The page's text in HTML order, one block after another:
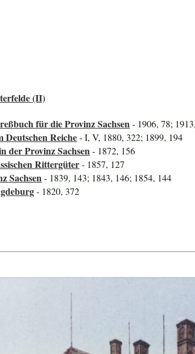
(II)
für die Provinz Sachsen- 1906, 78;
Deutschen Reiche- I, V, 1880, 322; 1899, 194
der Provinz Sachsen- 1872, 156
Rittergüter- 1857, 127
Sachsen- 1839, 143; 1843, 146; 1854, 144
- 1820, 372